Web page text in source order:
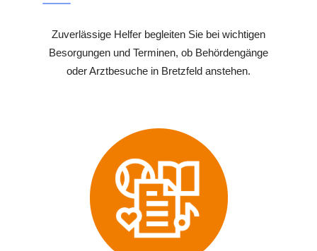
Zuverlässige Helfer begleiten Sie bei wichtigen
Besorgungen und Terminen, ob Behördengänge
oder Arztbesuche in Bretzfeld anstehen.